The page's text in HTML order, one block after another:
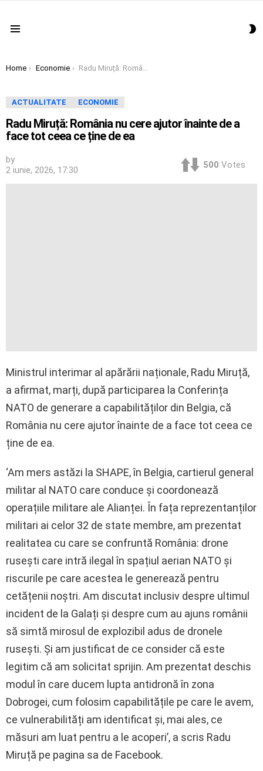
You are here:
Home Economie Radu Miruță: România nu cere ajutor înainte de a face tot ceea ce ține de ea
ACTUALITATE ECONOMIE
Radu Miruță: România nu cere ajutor înainte de a
face tot ceea ce ține de ea
by
2 iunie, 2026, 17:30
500 Votes
Ministrul interimar al apărării naționale, Radu Miruță,
a afirmat, marți, după participarea la Conferința
NATO de generare a capabilităților din Belgia, că
România nu cere ajutor înainte de a face tot ceea ce
ține de ea.
‘Am mers astăzi la SHAPE, în Belgia, cartierul general
militar al NATO care conduce și coordonează
operațiile militare ale Alianței. În fața reprezentanților
militari ai celor 32 de state membre, am prezentat
realitatea cu care se confruntă România: drone
rusești care intră ilegal în spațiul aerian NATO și
riscurile pe care acestea le generează pentru
cetățenii noștri. Am discutat inclusiv despre ultimul
incident de la Galați și despre cum au ajuns românii
să simtă mirosul de explozibil adus de dronele
rusești. Și am justificat de ce consider că este
legitim că am solicitat sprijin. Am prezentat deschis
modul în care ducem lupta antidronă în zona
Dobrogei, cum folosim capabilitățile pe care le avem,
ce vulnerabilități am identificat și, mai ales, ce
măsuri am luat pentru a le acoperi’, a scris Radu
Miruță pe pagina sa de Facebook.